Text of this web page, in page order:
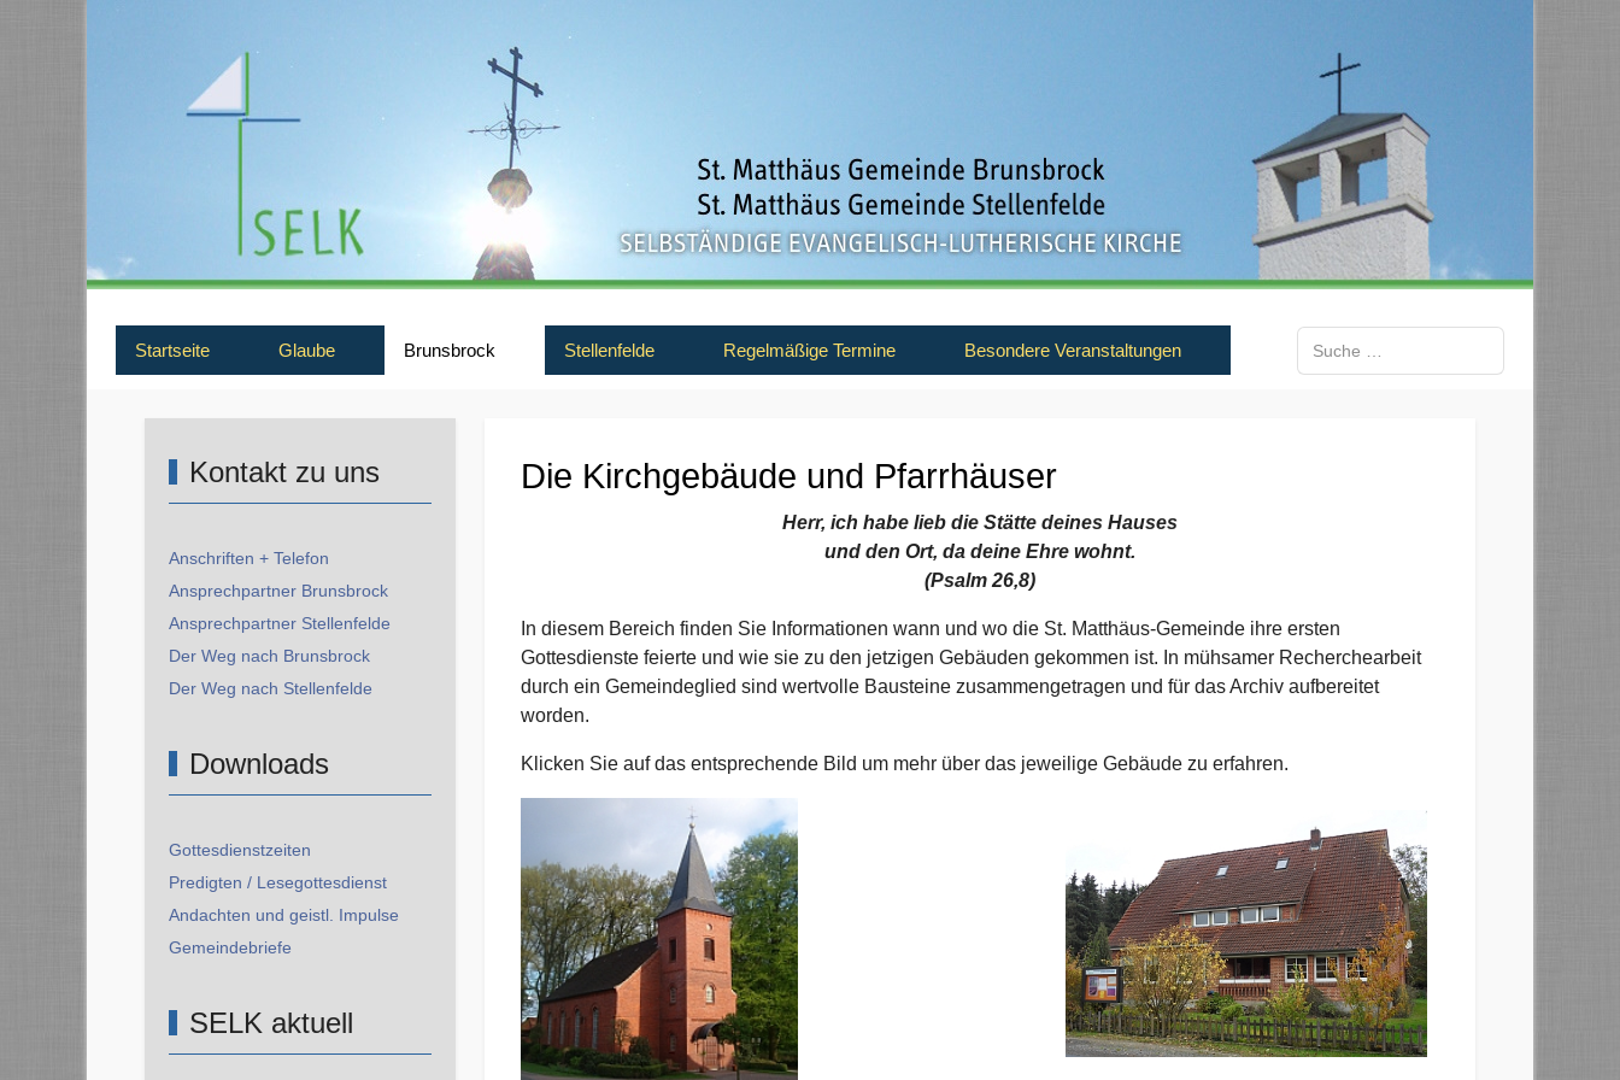
Startseite Glaube Brunsbrock Stellenfelde Regelmäßige Termine Besondere Veranstaltungen
Kontakt zu uns
Anschriften + Telefon
Ansprechpartner Brunsbrock
Ansprechpartner Stellenfelde
Der Weg nach Brunsbrock
Der Weg nach Stellenfelde
Downloads
Gottesdienstzeiten
Predigten / Lesegottesdienst
Andachten und geistl. Impulse
Gemeindebriefe
SELK aktuell
Die Kirchgebäude und Pfarrhäuser
Herr, ich habe lieb die Stätte deines Hauses
und den Ort, da deine Ehre wohnt.
(Psalm 26,8)
In diesem Bereich finden Sie Informationen wann und wo die St. Matthäus-Gemeinde ihre ersten
Gottesdienste feierte und wie sie zu den jetzigen Gebäuden gekommen ist. In mühsamer Recherchearbeit
durch ein Gemeindeglied sind wertvolle Bausteine zusammengetragen und für das Archiv aufbereitet
worden.
Klicken Sie auf das entsprechende Bild um mehr über das jeweilige Gebäude zu erfahren.